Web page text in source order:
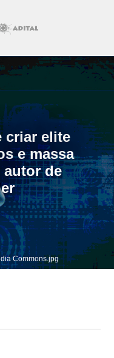
criar elite
e massa
de
Commons.jpg